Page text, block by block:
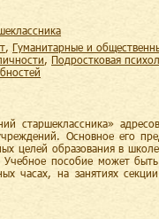
гуманитарные и
подростковая
старшеклассника»
Основное его
целей образования в
Учебное пособие может
часах, на занятиях